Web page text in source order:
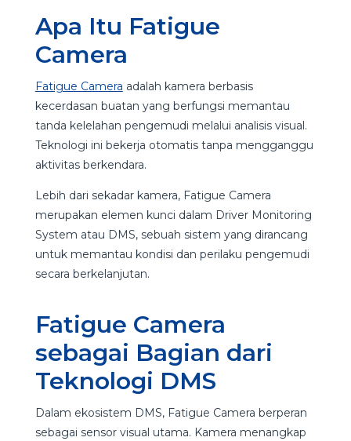
Apa Itu Fatigue
Camera
Fatigue Camera adalah kamera berbasis
kecerdasan buatan yang berfungsi memantau
tanda kelelahan pengemudi melalui analisis visual.
Teknologi ini bekerja otomatis tanpa mengganggu
aktivitas berkendara.
Lebih dari sekadar kamera, Fatigue Camera
merupakan elemen kunci dalam Driver Monitoring
System atau DMS, sebuah sistem yang dirancang
untuk memantau kondisi dan perilaku pengemudi
secara berkelanjutan.
Fatigue Camera
sebagai Bagian dari
Teknologi DMS
Dalam ekosistem DMS, Fatigue Camera berperan
sebagai sensor visual utama. Kamera menangkap